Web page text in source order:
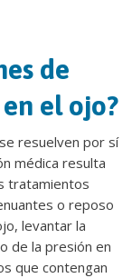
de
el ojo?
resuelven por sí
médica resulta
tratamientos
o reposo
levantar la
de la presión en
que contengan